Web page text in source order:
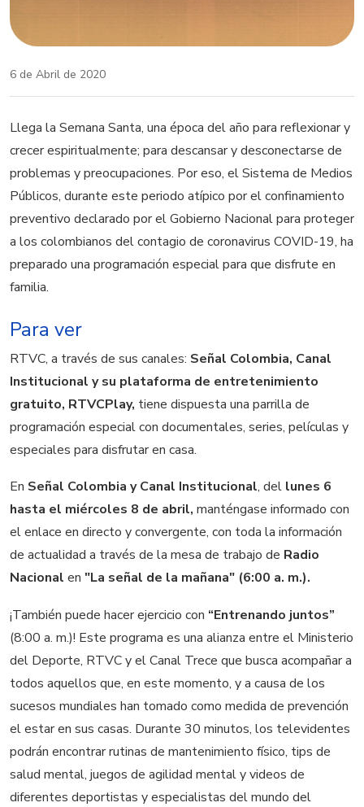
6 de Abril de 2020
Llega la Semana Santa, una época del año para reflexionar y
crecer espiritualmente; para descansar y desconectarse de
problemas y preocupaciones. Por eso, el Sistema de Medios
Públicos, durante este periodo atípico por el confinamiento
preventivo declarado por el Gobierno Nacional para proteger
a los colombianos del contagio de coronavirus COVID-19, ha
preparado una programación especial para que disfrute en
familia.
Para ver
RTVC, a través de sus canales: Señal Colombia, Canal
Institucional y su plataforma de entretenimiento
gratuito, RTVCPlay, tiene dispuesta una parrilla de
programación especial con documentales, series, películas y
especiales para disfrutar en casa.
En Señal Colombia y Canal Institucional, del lunes 6
hasta el miércoles 8 de abril, manténgase informado con
el enlace en directo y convergente, con toda la información
de actualidad a través de la mesa de trabajo de Radio
Nacional en "La señal de la mañana" (6:00 a. m.).
¡También puede hacer ejercicio con “Entrenando juntos”
(8:00 a. m.)! Este programa es una alianza entre el Ministerio
del Deporte, RTVC y el Canal Trece que busca acompañar a
todos aquellos que, en este momento, y a causa de los
sucesos mundiales han tomado como medida de prevención
el estar en sus casas. Durante 30 minutos, los televidentes
podrán encontrar rutinas de mantenimiento físico, tips de
salud mental, juegos de agilidad mental y videos de
diferentes deportistas y especialistas del mundo del